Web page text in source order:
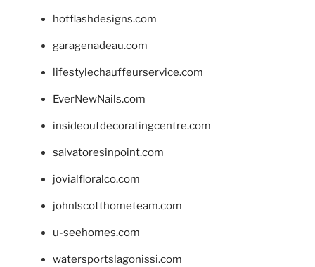
hotflashdesigns.com
garagenadeau.com
lifestylechauffeurservice.com
EverNewNails.com
insideoutdecoratingcentre.com
salvatoresinpoint.com
jovialfloralco.com
johnlscotthometeam.com
u-seehomes.com
watersportslagonissi.com